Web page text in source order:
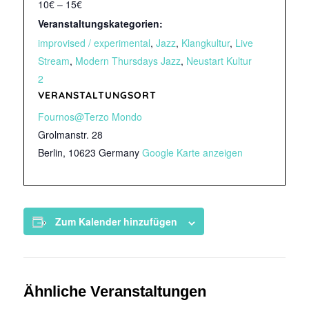
10€ – 15€
Veranstaltungskategorien:
improvised / experimental, Jazz, Klangkultur, Live
Stream, Modern Thursdays Jazz, Neustart Kultur
2
VERANSTALTUNGSORT
Fournos@Terzo Mondo
Grolmanstr. 28
Berlin, 10623 Germany Google Karte anzeigen
Zum Kalender hinzufügen
Ähnliche Veranstaltungen